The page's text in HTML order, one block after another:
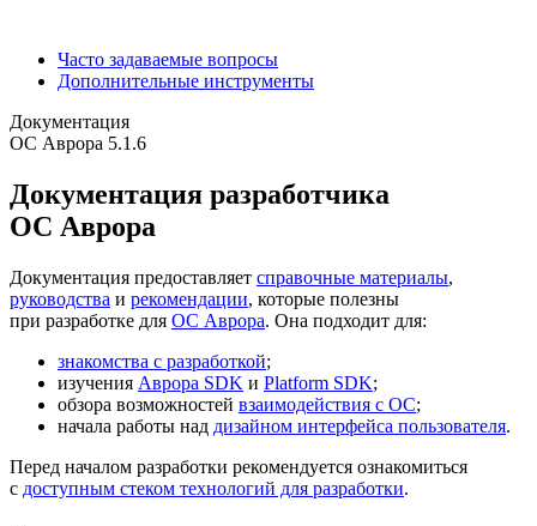
Часто задаваемые вопросы
Дополнительные инструменты
Документация
ОС Аврора 5.1.6
Документация разработчика
ОС Аврора
Документация предоставляет справочные материалы,
руководства и рекомендации, которые полезны
при разработке для ОС Аврора. Она подходит для:
знакомства с разработкой;
изучения Аврора SDK и Platform SDK;
обзора возможностей взаимодействия с ОС;
начала работы над дизайном интерфейса пользователя.
Перед началом разработки рекомендуется ознакомиться
с доступным стеком технологий для разработки.